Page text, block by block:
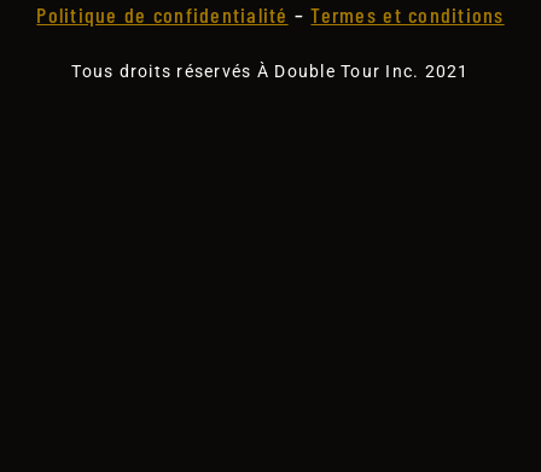
Politique de confidentialité –Termes et conditions
Tous droits réservés À Double Tour Inc. 2021